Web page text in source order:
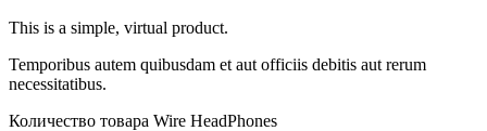
This is a simple, virtual product.
Temporibus autem quibusdam et aut officiis debitis aut rerum
necessitatibus.
Количество товара Wire HeadPhones